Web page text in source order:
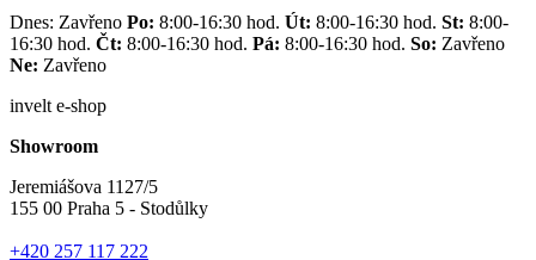
Dnes: Zavřeno Po: 8:00-16:30 hod. Út: 8:00-16:30 hod. St: 8:00-
16:30 hod. Čt: 8:00-16:30 hod. Pá: 8:00-16:30 hod. So: Zavřeno
Ne: Zavřeno
invelt e-shop
Showroom
Jeremiášova 1127/5
155 00 Praha 5 - Stodůlky
+420 257 117 222